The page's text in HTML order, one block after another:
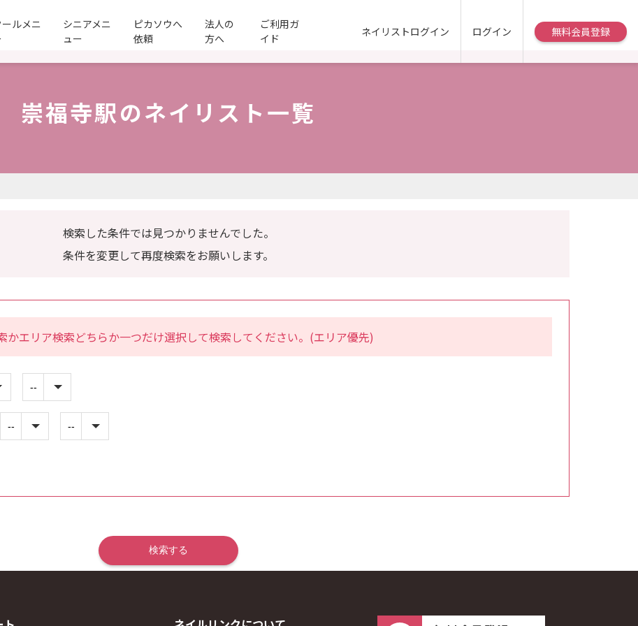
ルメニ
シニアメニ
ュー
ピカソウへ
依頼
法人の
方へ
ご利用ガ
イド
ネイリストログイン ログイン 無料会員登録
崇福寺駅のネイリスト一覧
検索した条件では見つかりませんでした。
条件を変更して再度検索をお願いします。
かエリア検索どちらか一つだけ選択して検索してください。(エリア優先)